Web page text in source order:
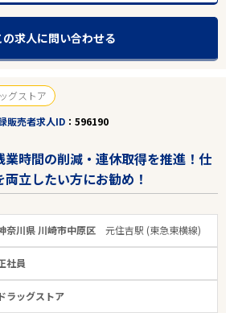
の求人に問い合わせる
グストア
販売者求人ID 596190
業時間の削減・連休取得を推進！仕
立したい方にお勧め！
奈川県 川崎市中原区元住吉駅 (東急東横線)
社員
ドラッグストア